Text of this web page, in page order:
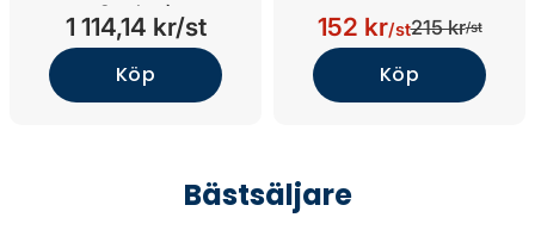
Smokey)
1 114,14 kr/st
Köp
152 kr/st215 kr/st
Köp
Bästsäljare